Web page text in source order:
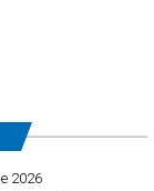
2026